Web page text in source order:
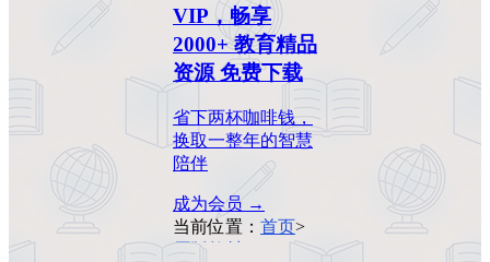
VIP，畅享
2000+ 教育精品
资源 免费下载
省下两杯咖啡钱，
换取一整年的智慧
陪伴
成为会员 →
当前位置： 首页>
原版教材